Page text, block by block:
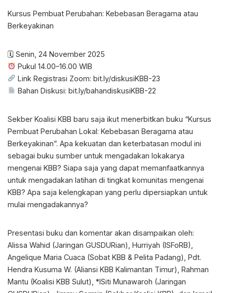
Kursus Pembuat Perubahan: Kebebasan Beragama atau
Berkeyakinan
🗓 Senin, 24 November 2025
Pukul 14.00–16.00 WIB
Link Registrasi Zoom: bit.ly/diskusiKBB-23
Bahan Diskusi: bit.ly/bahandiskusiKBB-22
Sekber Koalisi KBB baru saja ikut menerbitkan buku “Kursus
Pembuat Perubahan Lokal: Kebebasan Beragama atau
Berkeyakinan”. Apa kekuatan dan keterbatasan modul ini
sebagai buku sumber untuk mengadakan lokakarya
mengenai KBB? Siapa saja yang dapat memanfaatkannya
untuk mengadakan latihan di tingkat komunitas mengenai
KBB? Apa saja kelengkapan yang perlu dipersiapkan untuk
mulai mengadakannya?
Presentasi buku dan komentar akan disampaikan oleh:
Alissa Wahid (Jaringan GUSDURian), Hurriyah (ISFoRB),
Angelique Maria Cuaca (Sobat KBB & Pelita Padang), Pdt.
Hendra Kusuma W. (Aliansi KBB Kalimantan Timur), Rahman
Mantu (Koalisi KBB Sulut), *lSiti Munawaroh (Jaringan